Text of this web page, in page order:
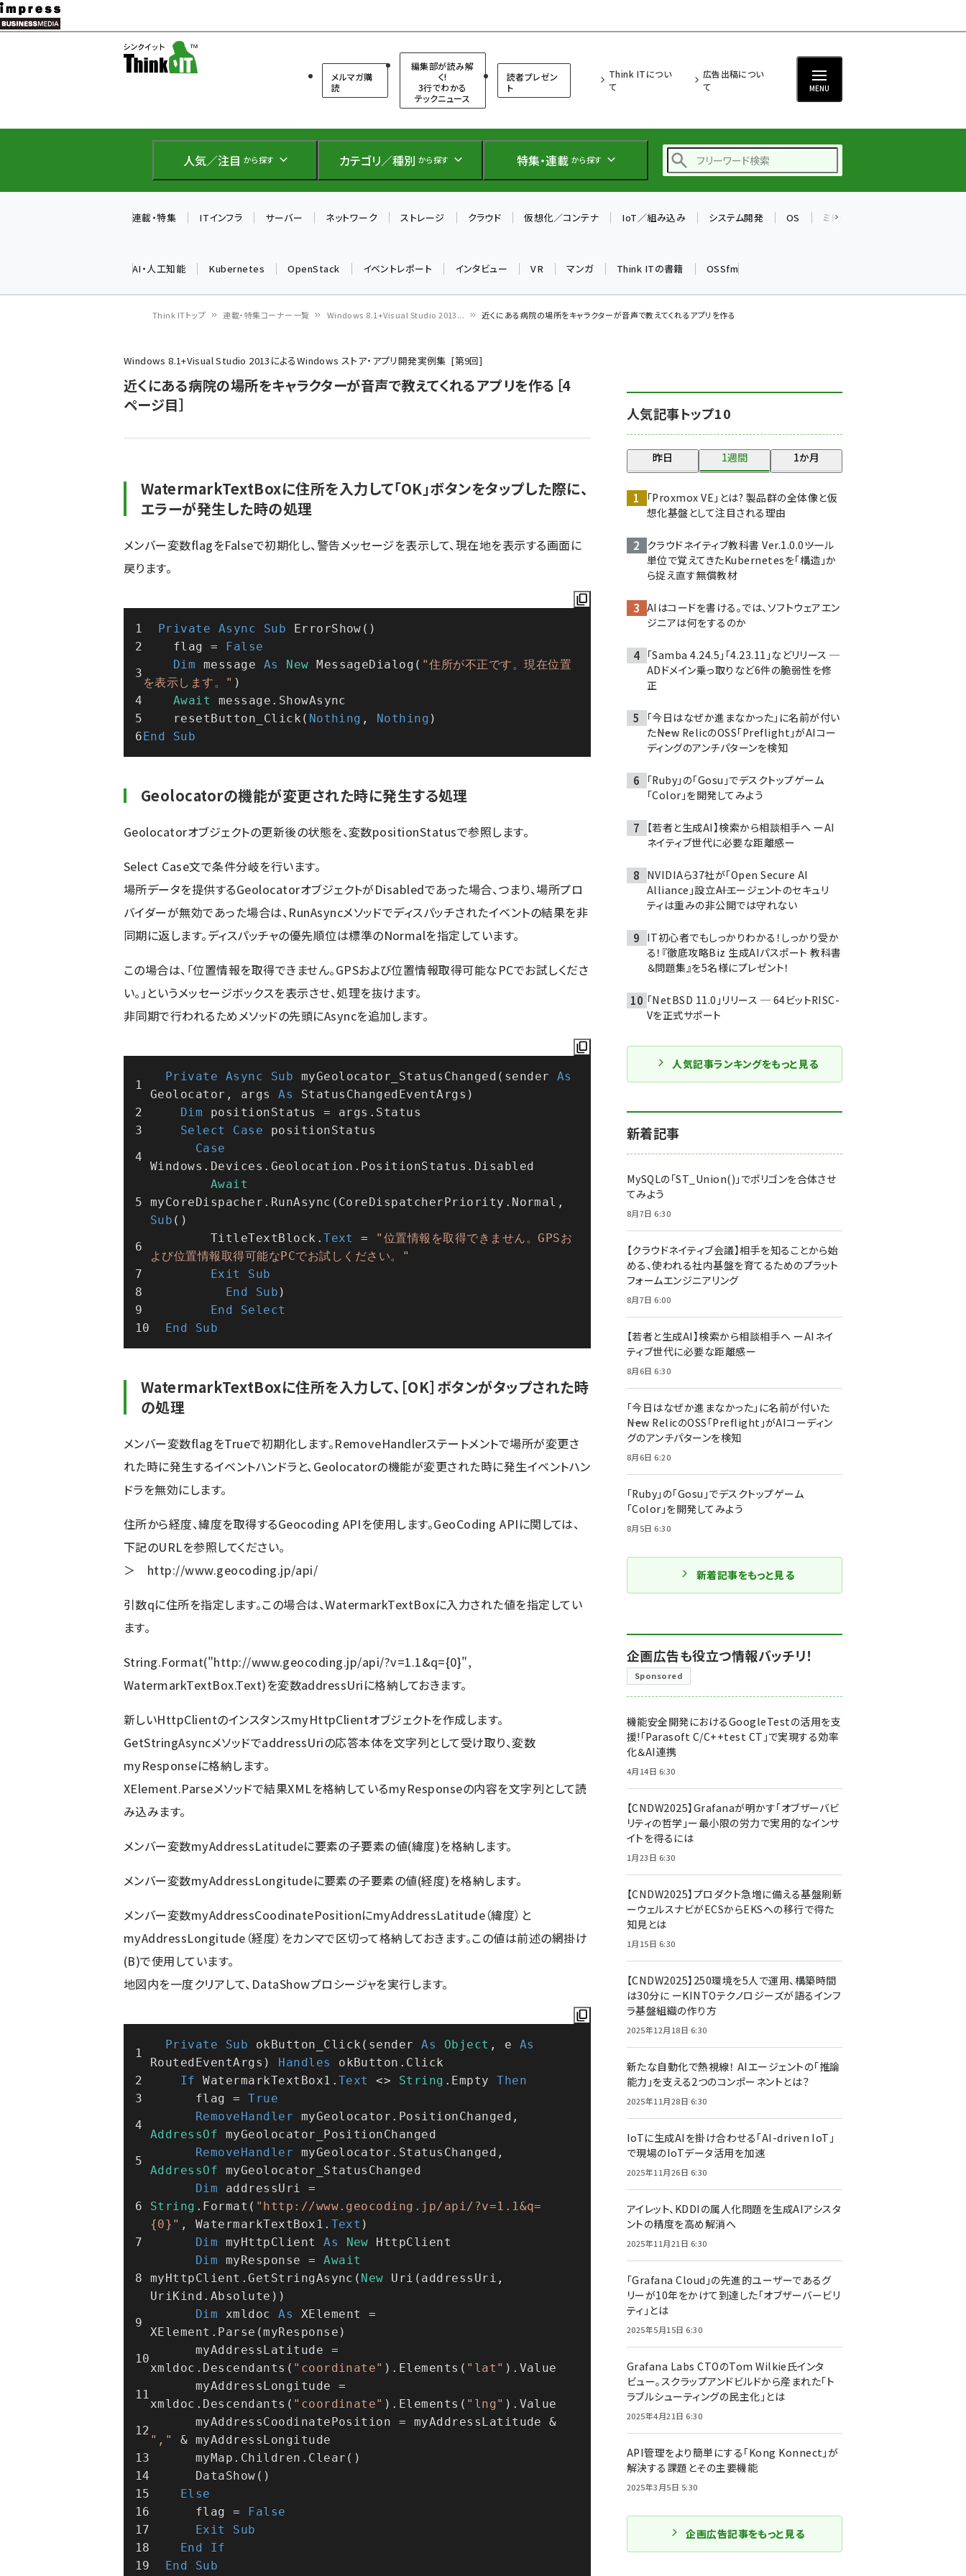
メ
イ
テ
に
メルマガ購
読
編集部が読み解
く!
3行でわかる
テックニュース
読者プレゼン
ト
Think ITについ
て
広告出稿につい
て
MENU
人気／注目 から探す カテゴリ／種別 から探す 特集・連載 から探す
仲間と築いた勝利の絆～
iot女子会 (2281)
drupal (1956)
genai (1484)
abc123 (1360)
連載・特集 ITインフラ サーバー ネットワーク ストレージ クラウド 仮想化／コンテナ IoT／組み込み システム開発 OS ミドルウェア
AI・人工知能 Kubernetes OpenStack イベントレポート インタビュー VR マンガ Think ITの書籍 OSSfm
ン
く
Think ITトップ 連載・特集コーナー一覧 Windows 8.1+Visual Studio 2013... 近くにある病院の場所をキャラクターが音声で教えてくれるアプリを作る
Windows 8.1+Visual Studio 2013によるWindows ストア・アプリ開発実例集 第9回
近くにある病院の場所をキャラクターが音声で教えてくれるアプリを作る［4
ページ目］
WatermarkTextBoxに住所を入力して「OK」ボタンをタップした際に、
エラーが発生した時の処理
メンバー変数flagをFalseで初期化し、警告メッセージを表示して、現在地を表示する画面に
戻ります。
Private Async Sub ErrorShow()
    flag =
False
Dim message As New MessageDialog( "住所が不正です。現在位置
を表示します。" )
Await
message.ShowAsync
    resetButton_Click(
Nothing , Nothing )
End
Sub
Geolocatorの機能が変更された時に発生する処理
Geolocatorオブジェクトの更新後の状態を、変数positionStatusで参照します。
Select Case文で条件分岐を行います。
場所データを提供するGeolocatorオブジェクトがDisabledであった場合、つまり、場所プロ
バイダーが無効であった場合は、RunAsyncメソッドでディスパッチされたイベントの結果を非
同期に返します。ディスパッチャの優先順位は標準のNormalを指定しています。
この場合は、「位置情報を取得できません。GPSおよび位置情報取得可能なPCでお試しくださ
い。」というメッセージボックスを表示させ、処理を抜けます。
非同期で行われるためメソッドの先頭にAsyncを追加します。
Private Async Sub myGeolocator_StatusChanged(sender As
Geolocator, args As
StatusChangedEventArgs)
Dim positionStatus = args.Status
Select
Case positionStatus
Case
Windows.Devices.Geolocation.PositionStatus.Disabled
Await
Sub ()
        TitleTextBlock.
Text = "位置情報を取得できません。GPSお
よび位置情報取得可能なPCでお試しください。"
Exit
Sub
End
Sub )
End
Select
End
Sub
WatermarkTextBoxに住所を入力して、［OK］ボタンがタップされた時
の処理
メンバー変数flagをTrueで初期化します。RemoveHandlerステートメントで場所が変更さ
れた時に発生するイベントハンドラと、Geolocatorの機能が変更された時に発生イベントハン
ドラを無効にします。
住所から経度、緯度を取得するGeocoding APIを使用します。GeoCoding APIに関しては、
下記のURLを参照してください。
＞ http://www.geocoding.jp/api/
引数qに住所を指定します。この場合は、WatermarkTextBoxに入力された値を指定してい
ます。
String.Format("http://www.geocoding.jp/api/?v=1.1&q={0}",
WatermarkTextBox.Text)を変数addressUriに格納しておきます。
新しいHttpClientのインスタンスmyHttpClientオブジェクトを作成します。
GetStringAsyncメソッドでaddressUriの応答本体を文字列として受け取り、変数
myResponseに格納します。
XElement.Parseメソッドで結果XMLを格納しているmyResponseの内容を文字列として読
み込みます。
メンバー変数myAddressLatitudeに要素の子要素の値(緯度)を格納します。
メンバー変数myAddressLongitudeに要素の子要素の値(経度)を格納します。
メンバー変数myAddressCoodinatePositionにmyAddressLatitude（緯度）と
myAddressLongitude（経度）をカンマで区切って格納しておきます。この値は前述の網掛け
(B)で使用しています。
地図内を一度クリアして、DataShowプロシージャを実行します。
Private Sub okButton_Click(sender As Object , e As
RoutedEventArgs) Handles
okButton.Click
If WatermarkTextBox1.Text <> String .Empty Then
      flag =
True
RemoveHandler
AddressOf myGeolocator_PositionChanged
RemoveHandler
AddressOf myGeolocator_StatusChanged
Dim
String .Format( "http://www.geocoding.jp/api/?v=1.1&q=
{0}" , WatermarkTextBox1. Text )
Dim myHttpClient As New HttpClient
Dim myResponse = Await
myHttpClient.GetStringAsync( New Uri(addressUri,
UriKind.Absolute))
Dim xmldoc As
XElement =
XElement.Parse(myResponse)
xmldoc.Descendants( "coordinate" ).Elements( "lat" ).Value
xmldoc.Descendants( "coordinate" ).Elements( "lng" ).Value
","
& myAddressLongitude
      myMap.Children.Clear()
      DataShow()
Else
      flag =
False
Exit
Sub
End
If
End
Sub
人気記事トップ10
昨日 1週間 1か月
「Proxmox VE」とは? 製品群の全体像と仮
想化基盤として注目される理由
クラウドネイティブ教科書 Ver.1.0.0――ツール
単位で覚えてきたKubernetesを「構造」か
ら捉え直す無償教材
AIはコードを書ける。では、ソフトウェアエン
ジニアは何をするのか
「Samba 4.24.5」「4.23.11」などリリース ─
ADドメイン乗っ取りなど6件の脆弱性を修
正
「今日はなぜか進まなかった」に名前が付い
た――New RelicのOSS「Preflight」がAIコー
ディングのアンチパターンを検知
「Ruby」の「Gosu」でデスクトップゲーム
「Color」を開発してみよう
【若者と生成AI】検索から相談相手へ ーAI
ネイティブ世代に必要な距離感ー
NVIDIAら37社が「Open Secure AI
Alliance」設立――AIエージェントのセキュリ
ティは重みの非公開では守れない
IT初心者でもしっかりわかる！しっかり受か
る！『徹底攻略Biz 生成AIパスポート 教科書
＆問題集』を5名様にプレゼント！
「NetBSD 11.0」リリース ─ 64ビットRISC-
Vを正式サポート
人気記事ランキングをもっと見る
新着記事
MySQLの「ST_Union()」でポリゴンを合体させ
てみよう
8月7日 6:30
【クラウドネイティブ会議】相手を知ることから始
める、使われる社内基盤を育てるためのプラット
フォームエンジニアリング
8月7日 6:00
【若者と生成AI】検索から相談相手へ ーAIネイ
ティブ世代に必要な距離感ー
8月6日 6:30
「今日はなぜか進まなかった」に名前が付いた
――New RelicのOSS「Preflight」がAIコーディン
グのアンチパターンを検知
8月6日 6:20
「Ruby」の「Gosu」でデスクトップゲーム
「Color」を開発してみよう
8月5日 6:30
新着記事をもっと見る
企画広告も役立つ情報バッチリ！
Sponsored
機能安全開発におけるGoogleTestの活用を支
援!「Parasoft C/C++test CT」で実現する効率
化＆AI連携
4月14日 6:30
【CNDW2025】Grafanaが明かす「オブザーバビ
リティの哲学」ー最小限の労力で実用的なインサ
イトを得るには
1月23日 6:30
【CNDW2025】プロダクト急増に備える基盤刷新
ーウェルスナビがECSからEKSへの移行で得た
知見とは
1月15日 6:30
【CNDW2025】250環境を5人で運用、構築時間
は30分に ーKINTOテクノロジーズが語るインフ
ラ基盤組織の作り方
2025年12月18日 6:30
新たな自動化で熱視線！ AIエージェントの「推論
能力」を支える2つのコンポーネントとは？
2025年11月28日 6:30
IoTに生成AIを掛け合わせる「AI-driven IoT」
で現場のIoTデータ活用を加速
2025年11月26日 6:30
アイレット、KDDIの属人化問題を生成AIアシスタ
ントの精度を高め解消へ
2025年11月21日 6:30
「Grafana Cloud」の先進的ユーザーであるグ
リーが10年をかけて到達した「オブザーバービリ
ティ」とは
2025年5月15日 6:30
Grafana Labs CTOのTom Wilkie氏インタ
ビュー。スクラップアンドビルドから産まれた「ト
ラブルシューティングの民主化」とは
2025年4月21日 6:30
API管理をより簡単にする「Kong Konnect」が
解決する課題とその主要機能
2025年3月5日 5:30
企画広告記事をもっと見る